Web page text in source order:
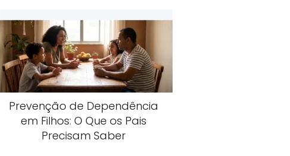
Prevenção de Dependência
em Filhos: O Que os Pais
Precisam Saber